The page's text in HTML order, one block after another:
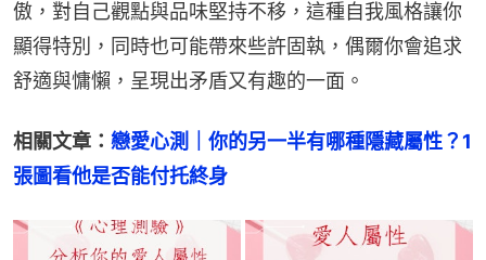
傲，對自己觀點與品味堅持不移，這種自我風格讓你
顯得特別，同時也可能帶來些許固執，偶爾你會追求
舒適與慵懶，呈現出矛盾又有趣的一面。
相關文章： 戀愛心測｜你的另一半有哪種隱藏屬性？1
張圖看他是否能付托終身